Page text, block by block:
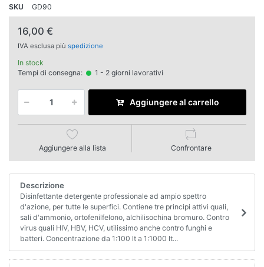
SKU
GD90
16,00 €
IVA esclusa più spedizione
In stock
Tempi di consegna:
1 - 2 giorni lavorativi
Aggiungere al carrello
Aggiungere alla lista Confrontare
Descrizione
Disinfettante detergente professionale ad ampio spettro
d'azione, per tutte le superfici. Contiene tre principi attivi quali,
sali d'ammonio, ortofenilfelono, alchilisochina bromuro. Contro
virus quali HIV, HBV, HCV, utilissimo anche contro funghi e
batteri. Concentrazione da 1:100 lt a 1:1000 lt...